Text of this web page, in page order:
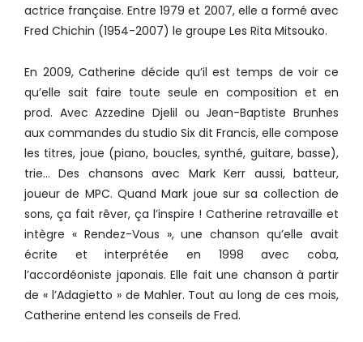
actrice française. Entre 1979 et 2007, elle a formé avec
Fred Chichin (1954-2007) le groupe Les Rita Mitsouko.
En 2009, Catherine décide qu’il est temps de voir ce
qu’elle sait faire toute seule en composition et en
prod. Avec Azzedine Djelil ou Jean-Baptiste Brunhes
aux commandes du studio Six dit Francis, elle compose
les titres, joue (piano, boucles, synthé, guitare, basse),
trie… Des chansons avec Mark Kerr aussi, batteur,
joueur de MPC. Quand Mark joue sur sa collection de
sons, ça fait rêver, ça l’inspire ! Catherine retravaille et
intègre « Rendez-Vous », une chanson qu’elle avait
écrite et interprétée en 1998 avec coba,
l’accordéoniste japonais. Elle fait une chanson à partir
de « l’Adagietto » de Mahler. Tout au long de ces mois,
Catherine entend les conseils de Fred.